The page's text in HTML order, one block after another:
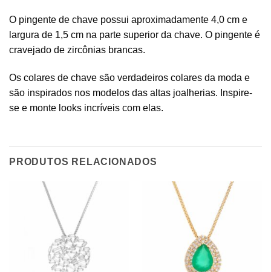
O pingente de chave possui aproximadamente 4,0 cm e
largura de 1,5 cm na parte superior da chave. O pingente é
cravejado de zircônias brancas.
Os colares de chave são verdadeiros colares da moda e
são inspirados nos modelos das altas joalherias. Inspire-
se e monte looks incríveis com elas.
PRODUTOS RELACIONADOS